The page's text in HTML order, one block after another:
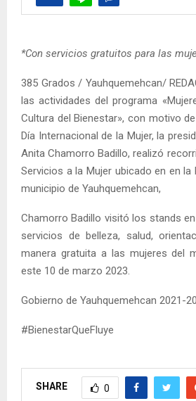
*Con servicios gratuitos para las
385 Grados / Yauhquemehcan/
las actividades del programa
Cultura del Bienestar», con motivo
Día Internacional de la Mujer, la
Anita Chamorro Badillo, realizó
Servicios a la Mujer ubicado en en la
municipio de Yauhquemehcan,
Chamorro Badillo visitó los stands
servicios de belleza, salud,
manera gratuita a las mujeres del
este 10 de marzo 2023.
Gobierno de Yauhquemehcan 2021-
#BienestarQueFluye
SHARE 0